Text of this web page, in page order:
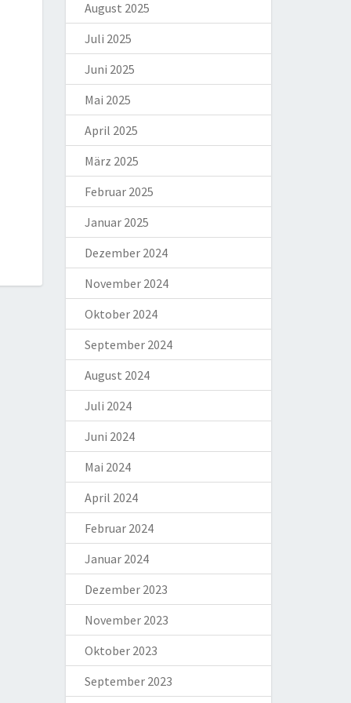
August 2025
Juli 2025
Juni 2025
Mai 2025
April 2025
März 2025
Februar 2025
Januar 2025
Dezember 2024
November 2024
Oktober 2024
September 2024
August 2024
Juli 2024
Juni 2024
Mai 2024
April 2024
Februar 2024
Januar 2024
Dezember 2023
November 2023
Oktober 2023
September 2023